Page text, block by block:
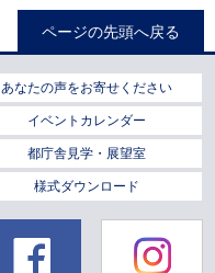
ページの先頭へ戻る
あなたの声をお寄せください
イベントカレンダー
都庁舎見学・展望室
様式ダウンロード